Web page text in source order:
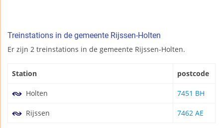
Treinstations in de gemeente Rijssen-Holten
Er zijn 2 treinstations in de gemeente Rijssen-Holten.
Station postcode
Holten 7451 BH
Rijssen 7462 AE